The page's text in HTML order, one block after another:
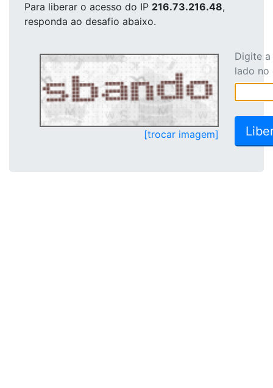
Para liberar o acesso do IP 216.73.216.48,
responda ao desafio abaixo.
[trocar imagem]
Digite
lado no